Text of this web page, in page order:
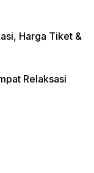
Harga Tiket &
Relaksasi